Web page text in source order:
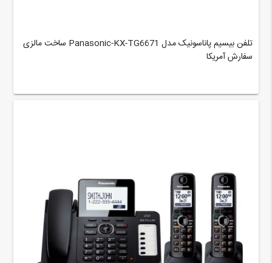
تلفن بیسیم پاناسونیک مدل Panasonic-KX-TG6671 ساخت مالزی
سفارش آمریکا